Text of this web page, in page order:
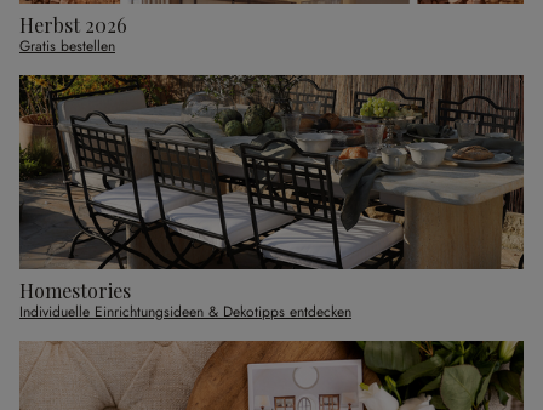
Herbst 2026
Gratis bestellen
Homestories
Individuelle Einrichtungsideen & Dekotipps entdecken